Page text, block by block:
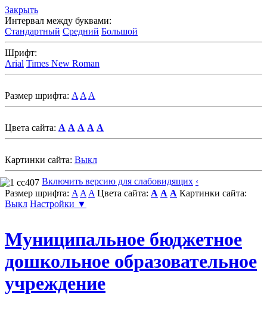
Закрыть
Интервал между буквами:
Стандартный Средний Большой
Шрифт:
Arial Times New Roman
Размер шрифта: A A A
Цвета сайта: A A A A A
Картинки сайта: Выкл
Включить версию для слабовидящих ‹
Размер шрифта: A A A Цвета сайта: A A A Картинки сайта:
Выкл Настройки ▼
Муниципальное бюджетное
дошкольное образовательное
учреждение